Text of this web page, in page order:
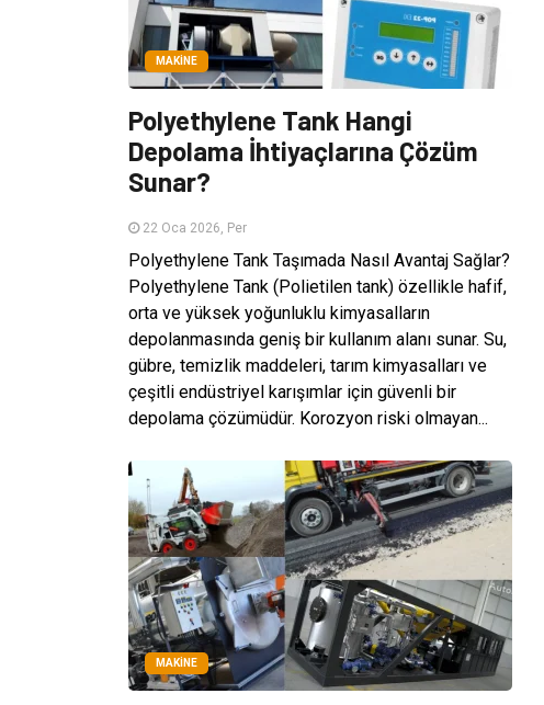
MAKINE
Polyethylene Tank Hangi
Depolama İhtiyaçlarına Çözüm
Sunar?
22 Oca 2026, Per
Polyethylene Tank Taşımada Nasıl Avantaj Sağlar?
Polyethylene Tank (Polietilen tank) özellikle hafif,
orta ve yüksek yoğunluklu kimyasalların
depolanmasında geniş bir kullanım alanı sunar. Su,
gübre, temizlik maddeleri, tarım kimyasalları ve
çeşitli endüstriyel karışımlar için güvenli bir
depolama çözümüdür. Korozyon riski olmayan...
MAKINE